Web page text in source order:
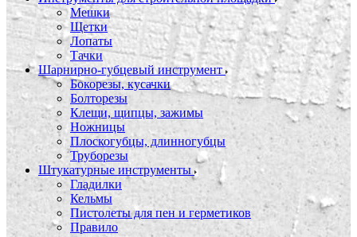
Мешки
Щетки
Лопаты
Тачки
Шарнирно-губцевый инструмент
Бокорезы, кусачки
Болторезы
Клещи, щипцы, зажимы
Ножницы
Плоскогубцы, длинногубцы
Труборезы
Штукатурные инструменты
Гладилки
Кельмы
Пистолеты для пен и герметиков
Правило